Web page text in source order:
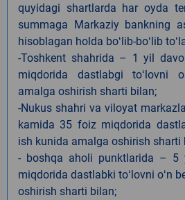
quyidagi shartlarda har oyda
summaga Markaziy bankning
hisoblagan holda boʻlib-boʻlib
-Toshkent shahrida – 1 yil
miqdorida dastlabgi toʻlovni
amalga oshirish sharti bilan;
-Nukus shahri va viloyat
kamida 35 foiz miqdorida
ish kunida amalga oshirish sharti
- boshqa aholi punktlarida –
miqdorida dastlabki toʻlovni oʻn
oshirish sharti bilan;